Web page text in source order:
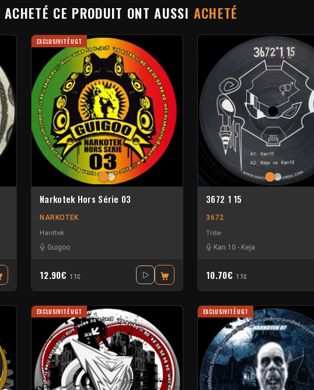
CE PRODUIT ONT AUSSI ACHETÉ
EXCLUSIVITÉ UGT
Narkotek Hors Série 03
NARKOTEK
Hardtek
Guigoo
12.90€ TTC
3672 1 15
3672
Tribe
Kan 10 - Keja
10.70€ TTC
EXCLUSIVITÉ UGT EXCLUSIVITÉ UGT